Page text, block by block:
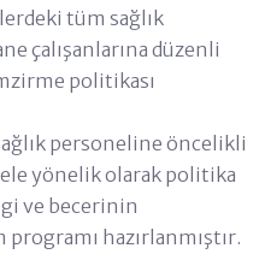
tüm sağlık
çalışanlarına düzenli
politikası
personeline öncelikli
yönelik olarak politika
ve becerinin
programı hazırlanmıştır.